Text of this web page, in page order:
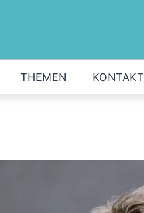
THEMEN KONTAKT
AKTUELLES
PRESSE